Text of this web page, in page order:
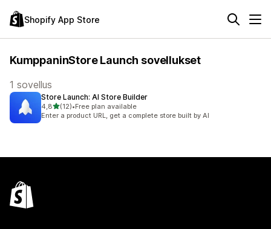
Shopify App Store
KumppaninStore Launch sovellukset
1 sovellus
Store Launch: AI Store Builder
4,8/ 5 tähteä
(12)
12 arvostelua yhteensä
•Free plan available
Enter a product URL, get a complete store built by AI